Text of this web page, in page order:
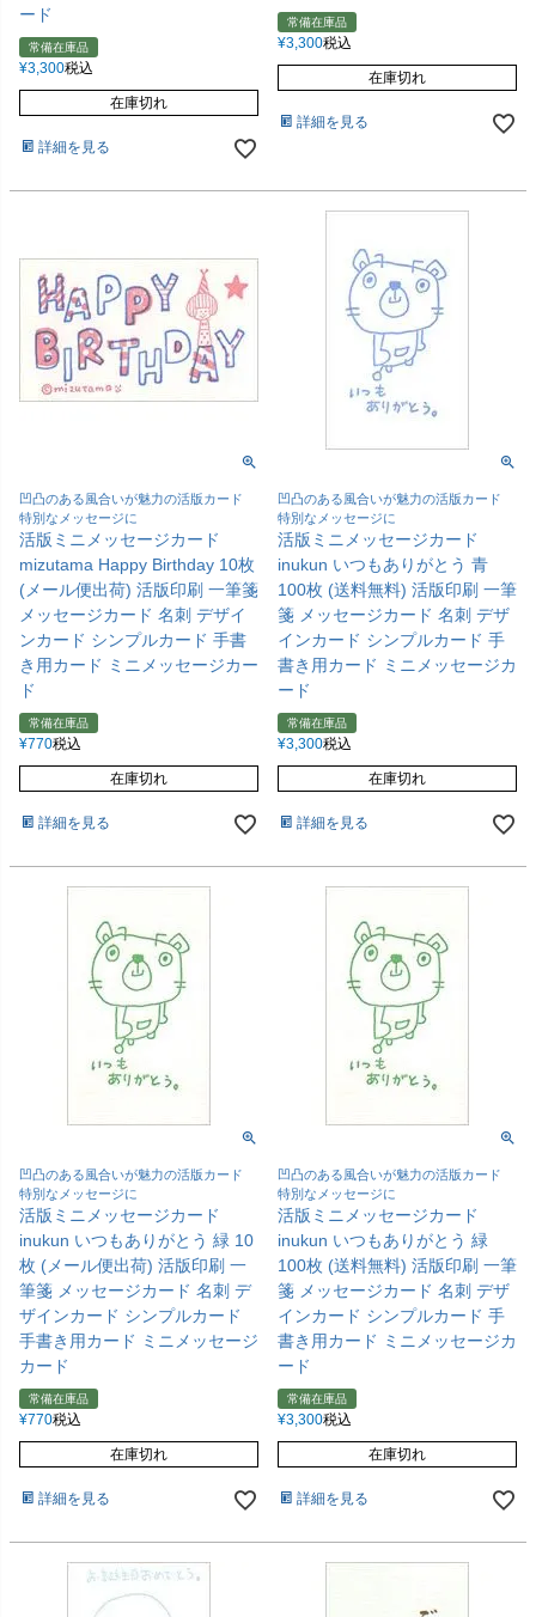
ード
常備在庫品
¥3,300税込
在庫切れ
詳細を見る
常備在庫品
¥3,300税込
在庫切れ
詳細を見る
凹凸のある風合いが魅力の活版カード
特別なメッセージに
活版ミニメッセージカード
mizutama Happy Birthday 10枚
(メール便出荷) 活版印刷 一筆箋
メッセージカード 名刺 デザイ
ンカード シンプルカード 手書
き用カード ミニメッセージカー
ド
常備在庫品
¥770税込
在庫切れ
詳細を見る
凹凸のある風合いが魅力の活版カード
特別なメッセージに
活版ミニメッセージカード
inukun いつもありがとう 青
100枚 (送料無料) 活版印刷 一筆
箋 メッセージカード 名刺 デザ
インカード シンプルカード 手
書き用カード ミニメッセージカ
ード
常備在庫品
¥3,300税込
在庫切れ
詳細を見る
凹凸のある風合いが魅力の活版カード
特別なメッセージに
活版ミニメッセージカード
inukun いつもありがとう 緑 10
枚 (メール便出荷) 活版印刷 一
筆箋 メッセージカード 名刺 デ
ザインカード シンプルカード
手書き用カード ミニメッセージ
カード
常備在庫品
¥770税込
在庫切れ
詳細を見る
凹凸のある風合いが魅力の活版カード
特別なメッセージに
活版ミニメッセージカード
inukun いつもありがとう 緑
100枚 (送料無料) 活版印刷 一筆
箋 メッセージカード 名刺 デザ
インカード シンプルカード 手
書き用カード ミニメッセージカ
ード
常備在庫品
¥3,300税込
在庫切れ
詳細を見る